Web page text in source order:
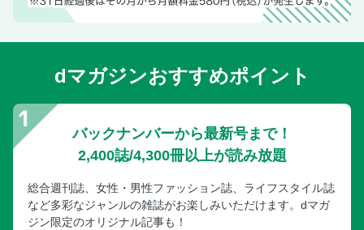
dマガジンおすすめポイント
バックナンバーから最新号まで！
2,400誌/4,300冊以上が読み放題
総合週刊誌、女性・男性ファッション誌、ライフスタイル誌
など多彩なジャンルの雑誌がお楽しみいただけます。dマガ
ジン限定のオリジナル記事も！